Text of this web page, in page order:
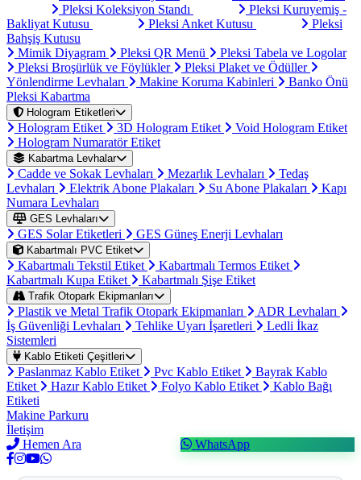
Pleksi Koleksiyon Standı
Pleksi Kuruyemiş -
Bakliyat Kutusu
Pleksi Anket Kutusu
Pleksi
Bahşiş Kutusu
Mimik Diyagram
Pleksi QR Menü
Pleksi Tabela ve Logolar
Pleksi Broşürlük ve Föylükler
Pleksi Plaket ve Ödüller
Yönlendirme Levhaları
Makine Koruma Kabinleri
Banko Önü
Pleksi Kabartma
Hologram Etiketleri
Hologram Etiket 3D Hologram Etiket
Void Hologram Etiket
Hologram Numaratör Etiket
Kabartma Levhalar
Cadde ve Sokak Levhaları Mezarlık Levhaları
Tedaş
Levhaları
Elektrik Abone Plakaları Su Abone Plakaları
Kapı
Numara Levhaları
GES Levhaları
GES Solar Etiketleri GES Güneş Enerji Levhaları
Kabartmalı PVC Etiket
Kabartmalı Tekstil Etiket
Kabartmalı Termos Etiket
Kabartmalı Kupa Etiket
Kabartmalı Şişe Etiket
Trafik Otopark Ekipmanları
Plastik ve Metal Trafik Otopark Ekipmanları
ADR Levhaları
İş Güvenliği Levhaları
Tehlike Uyarı İşaretleri
Ledli İkaz
Sistemleri
Kablo Etiketi Çeşitleri
Paslanmaz Kablo Etiket Pvc Kablo Etiket
Bayrak Kablo
Etiket
Hazır Kablo Etiket Folyo Kablo Etiket
Kablo Bağı
Etiketi
Makine Parkuru
İletişim
Hemen Ara
WhatsApp